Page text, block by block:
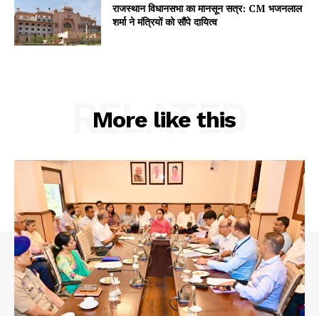
Subscription Plans
My account
राजस्थान विधानसभा का मानसून सत्र: CM भजनलाल
शर्मा ने मंत्रियों को सौंपे दायित्व
More like this
RELATED